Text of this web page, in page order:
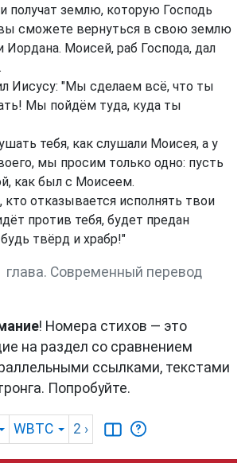
получат землю, которую Господь
сможете вернуться в свою землю
Иордана. Моисей, раб Господа, дал
Иисусу: "Мы сделаем всё, что ты
Мы пойдём туда, куда ты
тебя, как слушали Моисея, а у
мы просим только одно: пусть
как был с Моисеем.
кто отказывается исполнять твои
против тебя, будет предан
твёрд и храбр!"
глава. Cовременный перевод
! Номера стихов — это
на раздел со сравнением
ссылками, текстами
Попробуйте.
WBTC 2 ›